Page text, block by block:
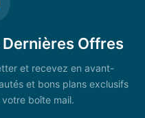
Offres
et recevez en avant-
et bons plans exclusifs
boîte mail.